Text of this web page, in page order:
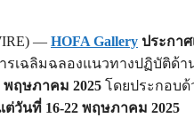
— HOFA Gallery ประกา
เฉลิมฉลองแนวทางปฏิบัติด้
ฤษภาคม 2025 โดยประกอบ
วันที่ 16-22 พฤษภาคม 2025